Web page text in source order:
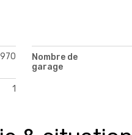
Nombre de
garage
1